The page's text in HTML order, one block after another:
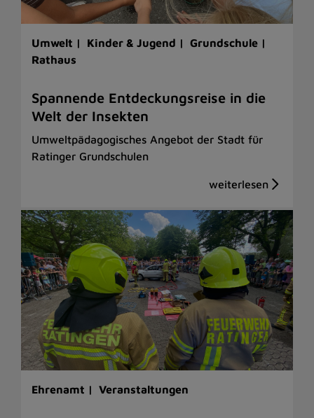
Umwelt | Kinder & Jugend |
Grundschule |
Rathaus
Spannende Entdeckungsreise in die
Welt der Insekten
Umweltpädagogisches Angebot der Stadt für
Ratinger Grundschulen
Ehrenamt | Veranstaltungen